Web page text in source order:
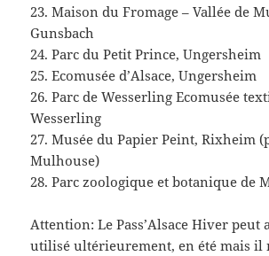
23. Maison du Fromage – Vallée de
Gunsbach
24. Parc du Petit Prince, Ungersheim
25. Ecomusée d’Alsace, Ungersheim
26. Parc de Wesserling Ecomusée
Wesserling
27. Musée du Papier Peint, Rixheim
Mulhouse)
28. Parc zoologique et botanique de
Attention: Le Pass’Alsace Hiver peut
utilisé ultérieurement, en été mais il